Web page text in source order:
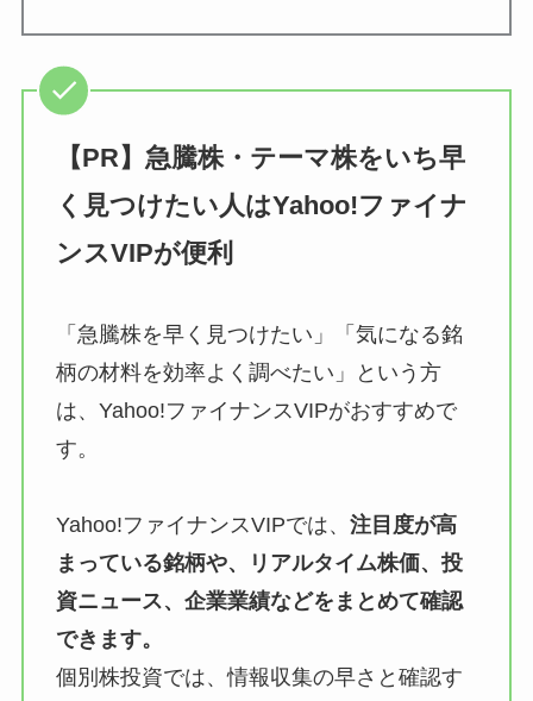
【PR】急騰株・テーマ株をいち早
く見つけたい人はYahoo!ファイナ
ンスVIPが便利
「急騰株を早く見つけたい」「気になる銘
柄の材料を効率よく調べたい」という方
は、Yahoo!ファイナンスVIPがおすすめで
す。
Yahoo!ファイナンスVIPでは、 注目度が高
まっている銘柄や、リアルタイム株価、投
資ニュース、企業業績などをまとめて確認
できます。
個別株投資では、情報収集の早さと確認す